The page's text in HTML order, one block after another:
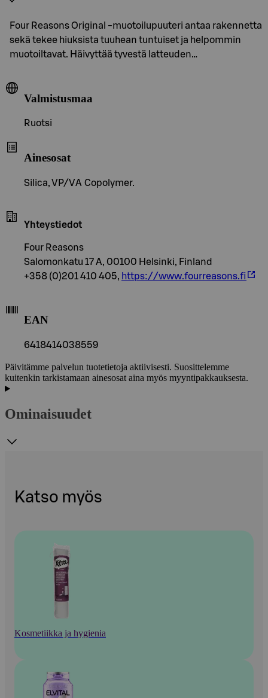
Four Reasons Original -muotoilupuuteri antaa rakennetta
sekä tekee hiuksista tuuhean tuntuiset ja helpommin
muotoiltavat. Häivyttää tyvestä latteuden…
Valmistusmaa
Ruotsi
Ainesosat
Silica, VP/VA Copolymer.
Yhteystiedot
Four Reasons
Salomonkatu 17 A, 00100 Helsinki, Finland
+358 (0)201 410 405, https://www.fourreasons.fi
EAN
6418414038559
Päivitämme palvelun tuotetietoja aktiivisesti. Suosittelemme
kuitenkin tarkistamaan ainesosat aina myös myyntipakkauksesta.
Ominaisuudet
Katso myös
Kosmetiikka ja hygienia